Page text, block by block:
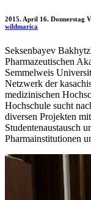
2015. April 16. Donnerstag
wildmarica
Seksenbayev
Pharmazeutischen
Semmelweis
Netzwerk der
medizinischen
Hochschule sucht
diversen Projekten
Studentenaustausch
Pharmainstitutionen